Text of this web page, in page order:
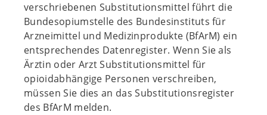
verschriebenen Substitutionsmittel führt die
Bundesopiumstelle des Bundesinstituts für
Arzneimittel und Medizinprodukte (BfArM) ein
entsprechendes Datenregister. Wenn Sie als
Ärztin oder Arzt Substitutionsmittel für
opioidabhängige Personen verschreiben,
müssen Sie dies an das Substitutionsregister
des BfArM melden.